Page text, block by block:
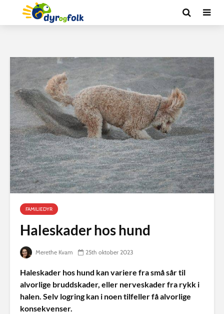
FAMILIEDYR
Haleskader hos hund
Merethe Kvam 25th oktober 2023
Haleskader hos hund kan variere fra små sår til
alvorlige bruddskader, eller nerveskader fra rykk i
halen. Selv logring kan i noen tilfeller få alvorlige
konsekvenser.